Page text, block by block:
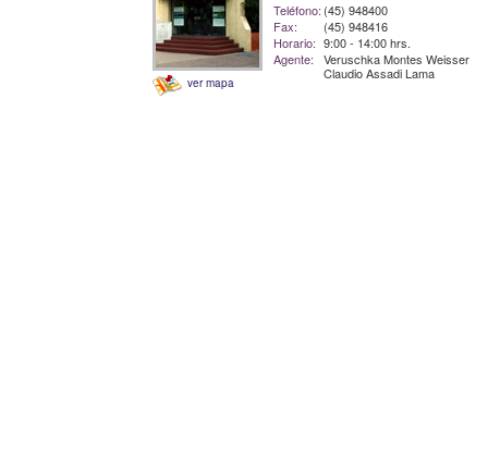
ver mapa
Teléfono: (45) 948400
Fax:
(45) 948416
Horario: 9:00 - 14:00 hrs.
Agente:
Veruschka Montes Weisser
Claudio Assadi Lama